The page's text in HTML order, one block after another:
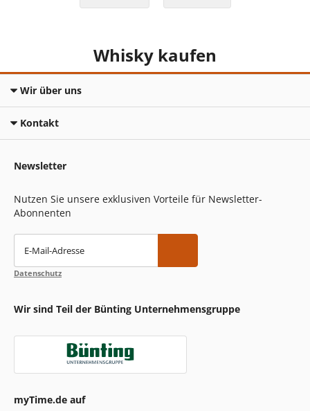
Whisky kaufen
Wir über uns
Kontakt
Newsletter
Nutzen Sie unsere exklusiven Vorteile für Newsletter-
Abonnenten
E-Mail-Adresse
Datenschutz
Wir sind Teil der Bünting Unternehmensgruppe
myTime.de auf